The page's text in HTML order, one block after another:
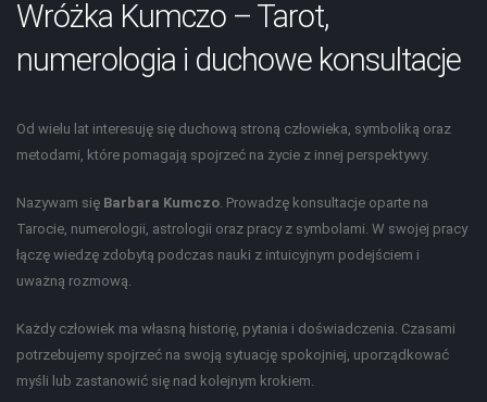
Wróżka Kumczo – Tarot,
numerologia i duchowe konsultacje
Od wielu lat interesuję się duchową stroną człowieka, symboliką oraz
metodami, które pomagają spojrzeć na życie z innej perspektywy.
Nazywam się Barbara Kumczo. Prowadzę konsultacje oparte na
Tarocie, numerologii, astrologii oraz pracy z symbolami. W swojej pracy
łączę wiedzę zdobytą podczas nauki z intuicyjnym podejściem i
uważną rozmową.
Każdy człowiek ma własną historię, pytania i doświadczenia. Czasami
potrzebujemy spojrzeć na swoją sytuację spokojniej, uporządkować
myśli lub zastanowić się nad kolejnym krokiem.